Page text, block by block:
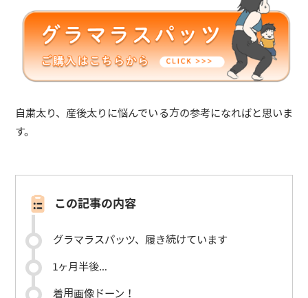
自粛太り、産後太りに悩んでいる方の参考になればと思いま
す。
この記事の内容
グラマラスパッツ、履き続けています
1ヶ月半後…
着用画像ドーン！